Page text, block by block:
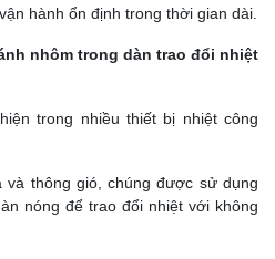
hành ổn định trong thời gian dài.
nhôm trong dàn trao đổi nhiệt
trong nhiều thiết bị nhiệt công
và thông gió, chúng được sử dụng
nóng để trao đổi nhiệt với không